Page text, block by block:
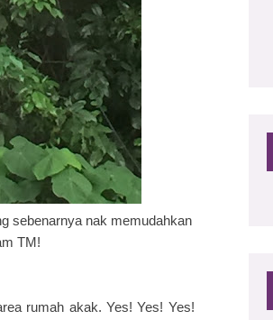
sebenarnya nak memudahkan
TM!
rumah akak. Yes! Yes! Yes!